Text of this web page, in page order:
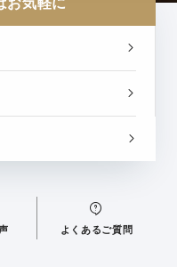
よくあるご質問